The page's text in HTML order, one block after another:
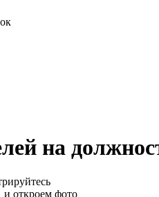
на
и откроем фото